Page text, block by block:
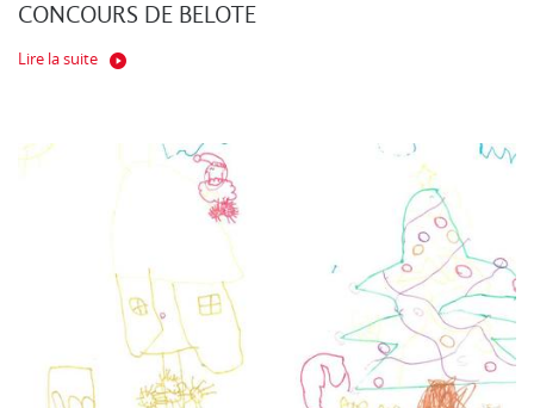
CONCOURS DE BELOTE
Lire la suite